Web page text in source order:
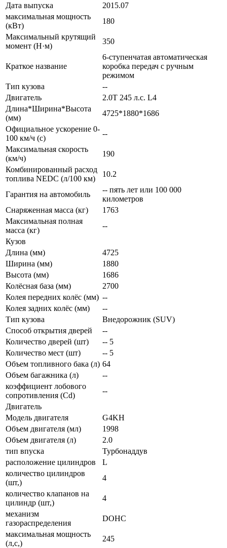
Дата выпуска
2015.07
максимальная мощность
(кВт)
180
Максимальный крутящий
момент (Н·м)
350
Краткое название
6-ступенчатая автоматическая
коробка передач с ручным
режимом
Тип кузова
--
Двигатель
2.0T 245 л.с. L4
Длина*Ширина*Высота
(мм)
4725*1880*1686
Официальное ускорение 0-
100 км/ч (с)
--
Максимальная скорость
(км/ч)
190
Комбинированный расход
топлива NEDC (л/100 км)
10.2
Гарантия на автомобиль
-- пять лет или 100 000
километров
Снаряженная масса (кг)
1763
Максимальная полная
масса (кг)
--
Кузов
Длина (мм)
4725
Ширина (мм)
1880
Высота (мм)
1686
Колёсная база (мм)
2700
Колея передних колёс (мм) --
Колея задних колёс (мм)
--
Тип кузова
Внедорожник (SUV)
Способ открытия дверей
--
Количество дверей (шт)
-- 5
Количество мест (шт)
-- 5
Объем топливного бака (л) 64
Объем багажника (л)
--
коэффициент лобового
сопротивления (Cd)
--
Двигатель
Модель двигателя
G4KH
Объем двигателя (мл)
1998
Объем двигателя (л)
2.0
тип впуска
Турбонаддув
расположение цилиндров
L
количество цилиндров
(шт,)
4
количество клапанов на
цилиндр (шт,)
4
механизм
газораспределения
DOHC
максимальная мощность
(л,с,)
245